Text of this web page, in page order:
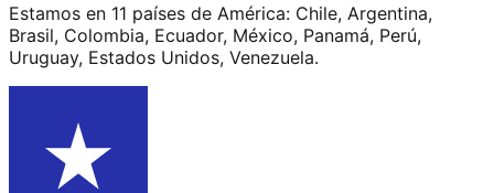
Estamos en 11 países de América: Chile, Argentina,
Brasil, Colombia, Ecuador, México, Panamá, Perú,
Uruguay, Estados Unidos, Venezuela.